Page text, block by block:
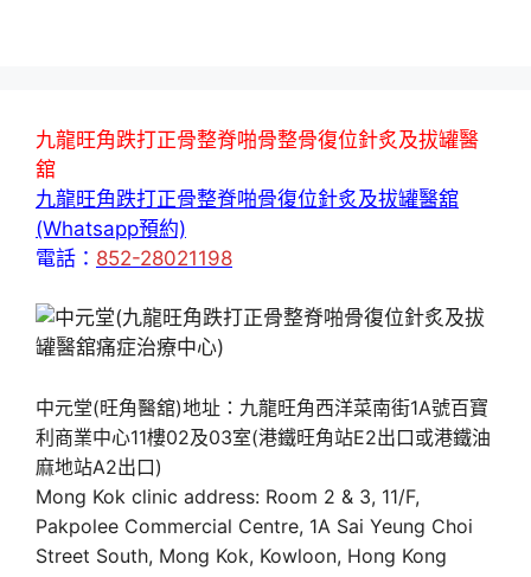
九龍旺角跌打正骨整脊啪骨整骨復位針炙及拔罐醫
舘
九龍旺角跌打正骨整脊啪骨復位針炙及拔罐醫舘
(Whatsapp預約)
電話： 852-28021198
中元堂(旺角醫舘)地址：九龍旺角西洋菜南街1A號百寶
利商業中心11樓02及03室(港鐵旺角站E2出口或港鐵油
麻地站A2出口)
Mong Kok clinic address: Room 2 & 3, 11/F,
Pakpolee Commercial Centre, 1A Sai Yeung Choi
Street South, Mong Kok, Kowloon, Hong Kong